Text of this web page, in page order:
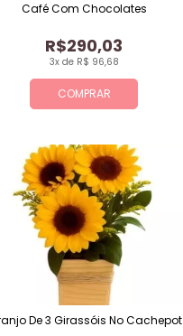
COMPRAR
3x de R$ 96,68
R$290,03
Café Com Chocolates
De 3 Girassóis No Cachepot